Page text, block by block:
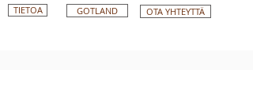
TIETOA OTA YHTEYTTÄ
GOTLAND